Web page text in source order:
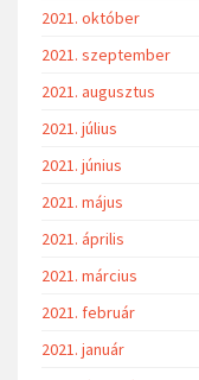
2022. május
2022. április
2022. március
2022. február
2022. január
2021. december
2021. november
2021. október
2021. szeptember
2021. augusztus